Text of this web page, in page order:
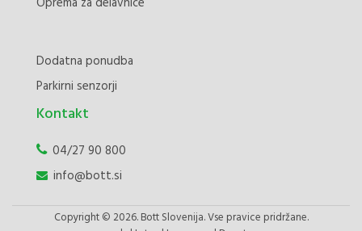
Dodatna ponudba
Parkirni senzorji
Kontakt
04/27 90 800
info@bott.si
Copyright © 2026. Bott Slovenija. Vse pravice pridržane.